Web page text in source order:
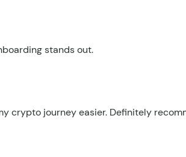
stands out.
crypto journey easier. Definitely